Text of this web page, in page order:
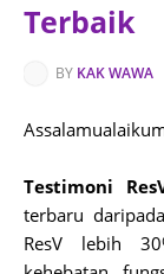
Terbaik
BY KAK WAWA
Testimoni
terbaru
ResV lebih